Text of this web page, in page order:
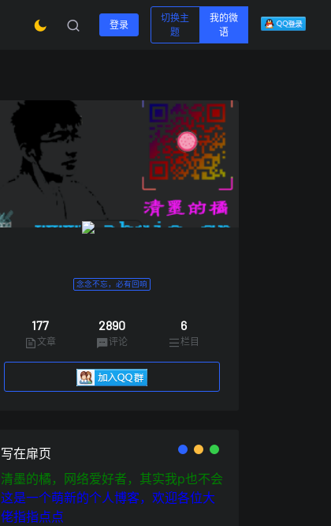
登录
切换主
题
我的微
语
念念不忘，必有回响
177
文章
2890
评论
6
栏目
写在扉页
清墨的橘，网络爱好者，其实我p也不会
这是一个萌新的个人博客，欢迎各位大
佬指指点点